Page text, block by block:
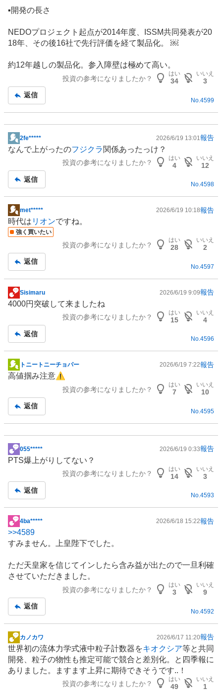
▪️開発の長さ
NEDOプロジェクト起点が2014年度、ISSM共同発表が20
18年、その後16社で先行評価を経て製品化。 ￼
約12年越しの製品化。参入障壁は極めて高い。
投資の参考になりましたか？
はい
34
いいえ
3
返信
No. 4599
掲
示
事
2fe***** 2026/6/19 13:01 報告
なんで上がったのフジクラ関係あったっけ？
投資の参考になりましたか？
はい
4
いいえ
12
返信
No.4598
掲
示
板
met***** 2026/6/19 10:18報告
時代は リオンですね。
強く買いたい
投資の参考になりましたか？
はい
28
いいえ
2
返信
No. 4597
掲
示
事
Sisimaru 2026/6/19 9:09報告
4000円突破して来ましたね
投資の参考になりましたか？
はい
15
いいえ
4
返信
No.4596
掲
示
事
トニートニーチョパー 2026/6/19 7:22報告
高値掴み注意⚠️
投資の参考になりましたか？
はい
7
いいえ
10
返信
No. 4595
掲
示
事
055***** 2026/6/19 0:33報告
PTS爆上がりしてない？
投資の参考になりましたか？
はい
14
いいえ
3
返信
No.4593
掲
示
板
事
4ba***** 2026/6/18 15:22報告
>>4589
すみません。上皇陛下でした。
ただ天皇家を信じてインしたら含み益が出たので一旦利確
させていただきました。
投資の参考になりましたか？
はい
3
いいえ
9
返信
No. 4592
掲
示
板
記
カノカワ 2026/6/17 11:20報告
世界初の流体力学式液中粒子計数器をキオクシア等と共同
開発、粒子の物性も推定可能で競合と差別化。と四季報に
ありました。ますます上昇に期待できそうです..！
投資の参考になりましたか？
はい
49
いいえ
1